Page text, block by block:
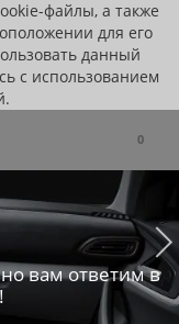
файлы, а также
для его
данный
с использованием
0
вам ответим в